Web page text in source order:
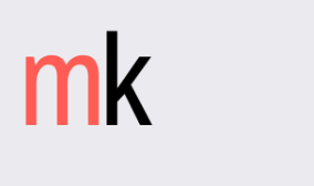
Inhalt
springen